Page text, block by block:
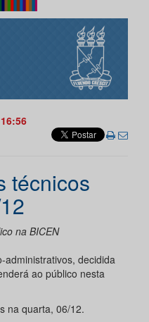
técnicos
na BICEN
administrativos, decidida
ao público nesta
na quarta, 06/12.